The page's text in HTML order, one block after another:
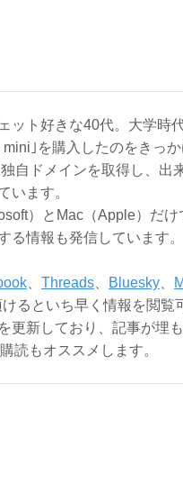
ット好きな40代。大学時
｣を購入したのをきっ
自ドメインを取得し、出
います。
）とMac（Apple）だけ
る情報も発信しています。
Threads Bluesky
るといち早く情報を閲覧
更新しており、記事が埋
読もオススメします。